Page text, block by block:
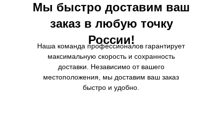
Мы быстро доставим ваш
заказ в любую точку
России!
Наша команда профессионалов гарантирует
максимальную скорость и сохранность
доставки. Независимо от вашего
местоположения, мы доставим ваш заказ
быстро и удобно.